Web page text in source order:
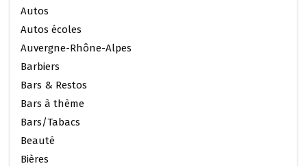
Autos
Autos écoles
Auvergne-Rhône-Alpes
Barbiers
Bars & Restos
Bars à thème
Bars/Tabacs
Beauté
Bières